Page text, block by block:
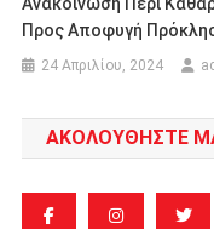
Ανακοίνωση Περί
Προς Αποφυγή
24 Απριλίου, 2024
ΑΚΟΛΟΥΘΗΣΤΕ